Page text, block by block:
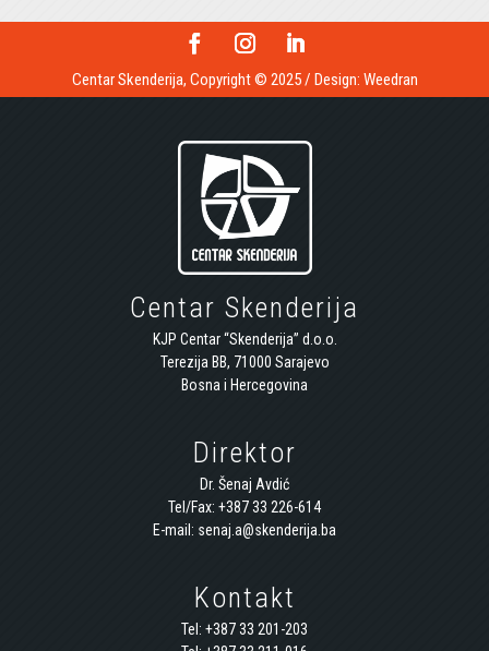
Centar Skenderija, Copyright © 2025 / Design: Weedran
Centar Skenderija
KJP Centar “Skenderija” d.o.o.
Terezija BB, 71000 Sarajevo
Bosna i Hercegovina
Direktor
Dr. Šenaj Avdić
Tel/Fax: +387 33 226-614
E-mail: senaj.a@skenderija.ba
Kontakt
Tel: +387 33 201-203